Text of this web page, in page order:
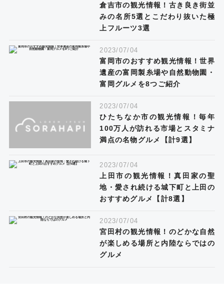
倉吉市の観光情報！古き良き街並
みの名所5選とこだわり抜いた極
上フルーツ3選
2023/07/04
富岡市のおすすめ観光情報！世界
遺産の富岡製糸場や自然動物園・
富岡グルメを8つご紹介
2023/07/04
ひたちなか市の観光情報！毎年
100万人が訪れる市場とスタミナ
満点の名物グルメ【計9選】
2023/07/04
上田市の観光情報！真田家の聖
地・愛され続ける城下町と上田の
おすすめグルメ【計8選】
2023/07/04
宮田村の観光情報！のどかな自然
が楽しめる場所と内陸ならではの
グルメ